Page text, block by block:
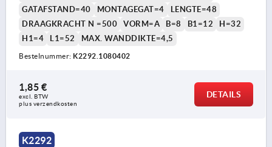
GATAFSTAND=40
MONTAGEGAT=4
LENGTE=48
DRAAGKRACHT N =500
VORM=A B=8 B1=12
H=32
H1=4
L1=52 MAX. WANDDIKTE=4,5
Bestelnummer: K2292.1080402
1,85 €
excl. BTW
plus verzendkosten
DETAILS
K2292